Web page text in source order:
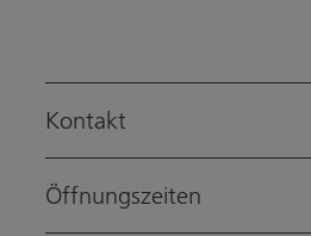
Kontakt
Öffnungszeiten